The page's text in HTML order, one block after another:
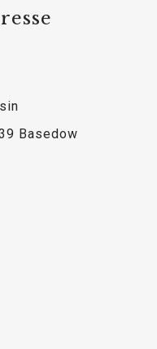
Basedow